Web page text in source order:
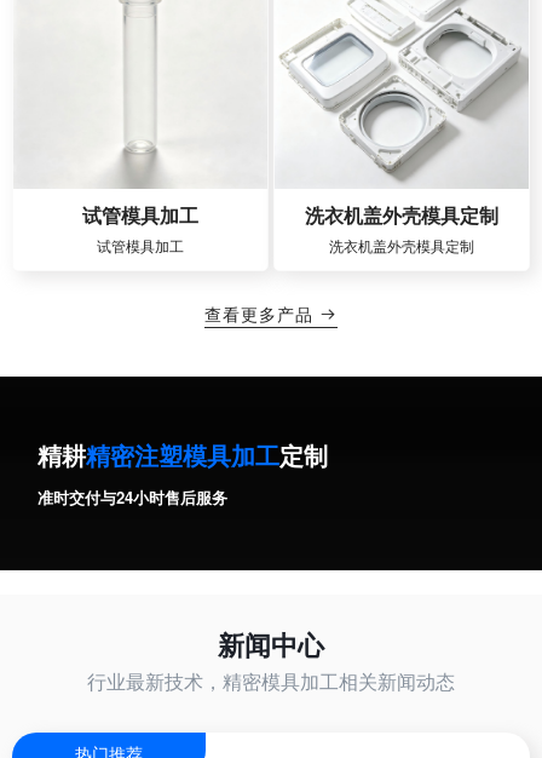
试管模具加工
试管模具加工
洗衣机盖外壳模具定制
洗衣机盖外壳模具定制
查看更多产品 
精耕精密注塑模具加工定制
准时交付与24小时售后服务
新闻中心
行业最新技术，精密模具加工相关新闻动态
热门推荐